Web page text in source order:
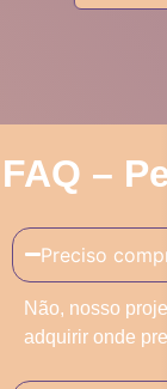
FAQ –
Preciso
Não, nosso
adquirir onde